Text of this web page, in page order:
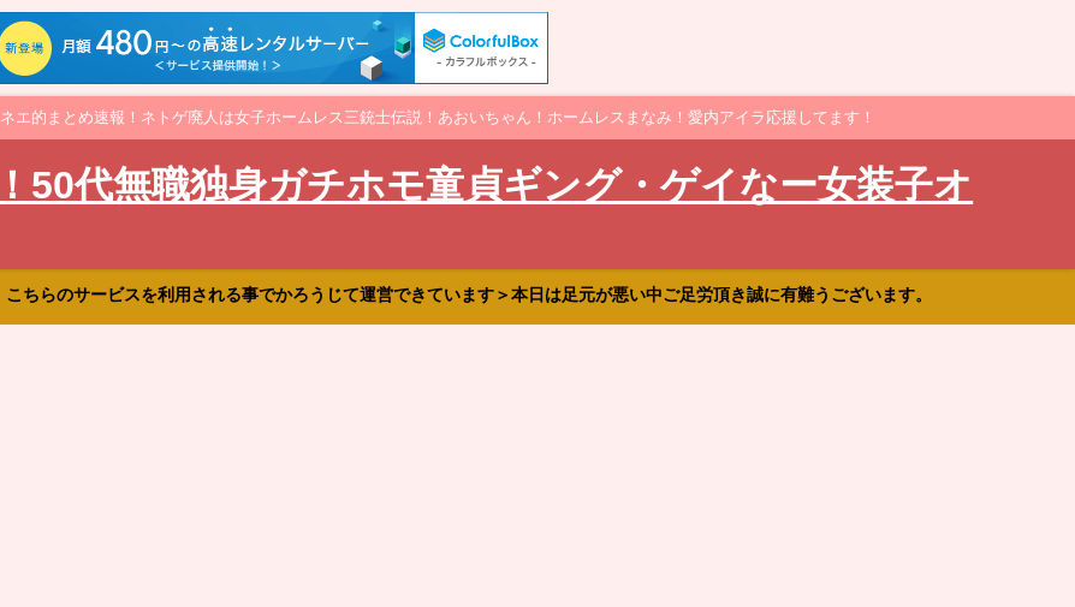
エ的まとめ速報！ネトゲ廃人は女子ホームレス三銃士伝説！あおいちゃん！ホームレスまなみ！愛内アイラ応援してます！
50代無職独身ガチホモ童貞ギング・ゲイなー女装子オ
ちらのサービスを利用される事でかろうじて運営できています＞本日は足元が悪い中ご足労頂き誠に有難うございます。